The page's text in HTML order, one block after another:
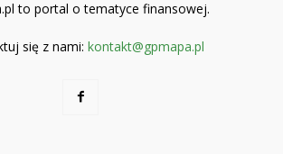
to portal o tematyce finansowej.
się z nami: kontakt@gpmapa.pl